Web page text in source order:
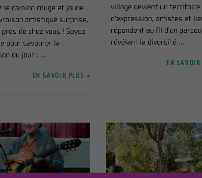
le camion rouge et jaune
artistique surprise,
de chez vous ! Soyez
pour savourer la
du jour : ...
EN SAVOIR PLUS >
village devient un territoire
d'expression, artistes et
répondent au fil d'un
révélant la diversité ...
EN SAVOIR